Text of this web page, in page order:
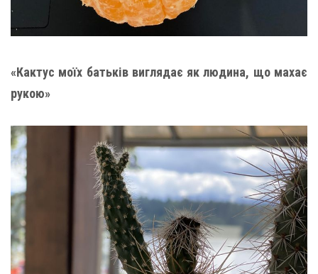
«Кактус моїх батьків виглядає як людина, що махає
рукою»